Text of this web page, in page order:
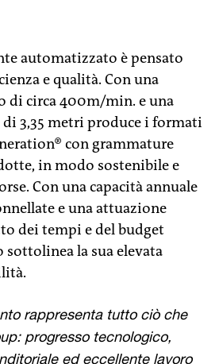
automatizzato è pensato
e qualità. Con una
di circa 400m/min. e una
3,35 metri produce i formati
con grammature
in modo sostenibile e
Con una capacità annuale
e una attuazione
dei tempi e del budget
la sua elevata
rappresenta tutto ciò che
progresso tecnologico,
ed eccellente lavoro